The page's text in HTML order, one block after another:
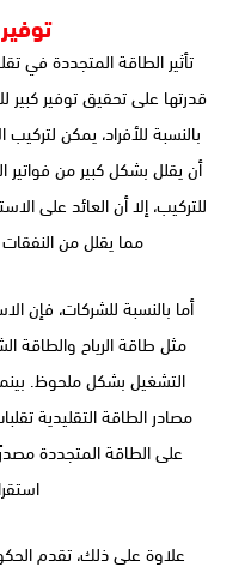
تأثير الطاقة المتجددة في
قدرتها على تحقيق توفير كبير
بالنسبة للأفراد، يمكن
أن يقلل بشكل كبير من فواتير
للتركيب، إلا أن العائد على
مما يقلل من النفقات
أما بالنسبة للشركات، فإن
مثل طاقة الرياح
التشغيل بشكل ملحوظ.
مصادر الطاقة التقليدية
على الطاقة المتجددة
علاوة على ذلك، تقدم